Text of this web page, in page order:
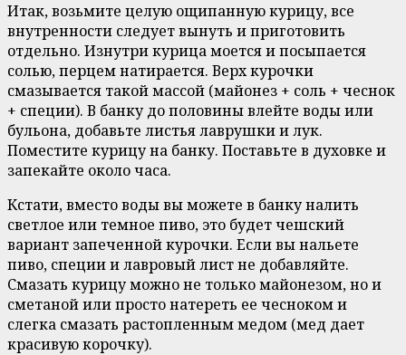
Итак, возьмите целую ощипанную курицу, все
внутренности следует вынуть и приготовить
отдельно. Изнутри курица моется и посыпается
солью, перцем натирается. Верх курочки
смазывается такой массой (майонез + соль + чеснок
+ специи). В банку до половины влейте воды или
бульона, добавьте листья лаврушки и лук.
Поместите курицу на банку. Поставьте в духовке и
запекайте около часа.
Кстати, вместо воды вы можете в банку налить
светлое или темное пиво, это будет чешский
вариант запеченной курочки. Если вы нальете
пиво, специи и лавровый лист не добавляйте.
Смазать курицу можно не только майонезом, но и
сметаной или просто натереть ее чесноком и
слегка смазать растопленным медом (мед дает
красивую корочку).